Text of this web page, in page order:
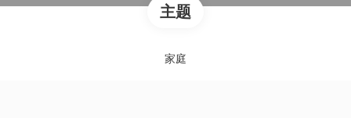
主题
家庭